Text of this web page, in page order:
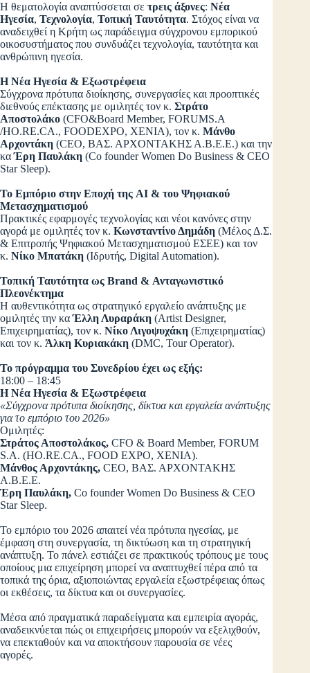
Η θεματολογία αναπτύσσεται σε τρεις άξονες: Νέα
Ηγεσία, Τεχνολογία, Τοπική Ταυτότητα. Στόχος είναι να
αναδειχθεί η Κρήτη ως παράδειγμα σύγχρονου εμπορικού
οικοσυστήματος που συνδυάζει τεχνολογία, ταυτότητα και
ανθρώπινη ηγεσία.
Η Νέα Ηγεσία & Εξωστρέφεια
Σύγχρονα πρότυπα διοίκησης, συνεργασίες και προοπτικές
διεθνούς επέκτασης με ομιλητές τον κ. Στράτο
Αποστολάκο (CFO&Board Member, FORUMS.A
/HO.RE.CA., FOODEXPO, XENIA), τον κ. Μάνθο
Αρχοντάκη (CEO, ΒΑΣ. ΑΡΧΟΝΤΑΚΗΣ Α.Β.Ε.Ε.) και την
καΈρη Παυλάκη (Co founder Women Do Business & CEO
Star Sleep).
Το Εμπόριο στην Εποχή της AI & του Ψηφιακού
Μετασχηματισμού
Πρακτικές εφαρμογές τεχνολογίας και νέοι κανόνες στην
αγορά με ομιλητές τον κ. Κωνσταντίνο Δημάδη (Μέλος Δ.Σ.
& Επιτροπής Ψηφιακού Μετασχηματισμού ΕΣΕΕ) και τον
κ. Νίκο Μπατάκη (Ιδρυτής, Digital Automation).
Τοπική Ταυτότητα ως Brand & Ανταγωνιστικό
Πλεονέκτημα
Η αυθεντικότητα ως στρατηγικό εργαλείο ανάπτυξης με
ομιλητές την καΈλλη Λυραράκη (Artist Designer,
Επιχειρηματίας), τον κ. Νίκο Λιγοψυχάκη (Επιχειρηματίας)
και τον κ. Άλκη Κυριακάκη (DMC, Tour Operator).
Το πρόγραμμα του Συνεδρίου έχει ως εξής:
18:00 – 18:45
Η Νέα Ηγεσία & Εξωστρέφεια
«Σύγχρονα πρότυπα διοίκησης, δίκτυα και εργαλεία ανάπτυξης
για το εμπόριο του 2026»
Ομιλητές:
Στράτος Αποστολάκος, CFO & Board Member, FORUM
S.A. (HO.RE.CA., FOOD EXPO, XENIA).
Μάνθος Αρχοντάκης, CEO, ΒΑΣ. ΑΡΧΟΝΤΑΚΗΣ
Α.Β.Ε.Ε.
Έρη Παυλάκη, Co founder Women Do Business & CEO
Star Sleep.
Το εμπόριο του 2026 απαιτεί νέα πρότυπα ηγεσίας, με
έμφαση στη συνεργασία, τη δικτύωση και τη στρατηγική
ανάπτυξη. Το πάνελ εστιάζει σε πρακτικούς τρόπους με τους
οποίους μια επιχείρηση μπορεί να αναπτυχθεί πέρα από τα
τοπικά της όρια, αξιοποιώντας εργαλεία εξωστρέφειας όπως
οι εκθέσεις, τα δίκτυα και οι συνεργασίες.
Μέσα από πραγματικά παραδείγματα και εμπειρία αγοράς,
αναδεικνύεται πώς οι επιχειρήσεις μπορούν να εξελιχθούν,
να επεκταθούν και να αποκτήσουν παρουσία σε νέες
αγορές.